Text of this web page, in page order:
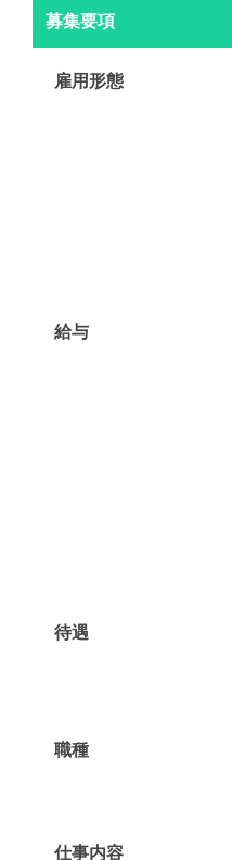
募集要項
雇用形態
給与
待遇
職種
仕事内容